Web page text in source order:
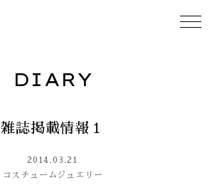
ABOUT
ACCESS
DIARY
雑誌掲載情報１
2014.03.21
コスチュームジュエリー